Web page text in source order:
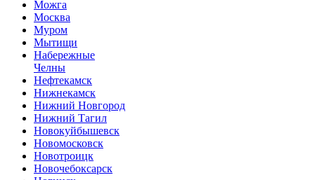
Можга
Москва
Муром
Мытищи
Набережные
Челны
Нефтекамск
Нижнекамск
Нижний Новгород
Нижний Тагил
Новокуйбышевск
Новомосковск
Новотроицк
Новочебоксарск